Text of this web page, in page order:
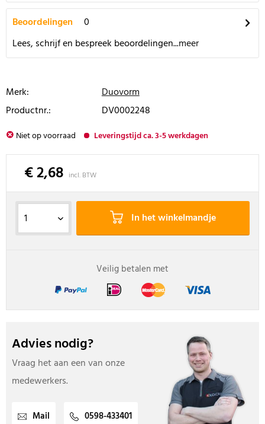
Beoordelingen
0
Lees, schrijf en bespreek beoordelingen...meer
Merk:
Duovorm
Productnr.:
DV0002248
Niet op voorraad Leveringstijd ca. 3-5 werkdagen
€ 2,68 incl. BTW
In het winkelmandje
Veilig betalen met
Advies nodig?
Vraag het aan een van onze
medewerkers.
Mail 0598-433401